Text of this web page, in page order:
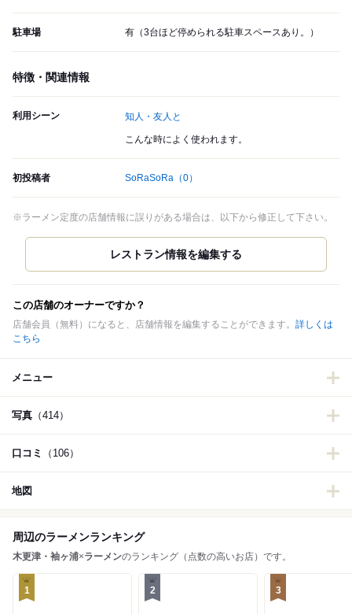
駐車場 有（3台ほど停められる駐車スペースあり。）
特徴・関連情報
利用シーン 知人・友人と
こんな時によく使われます。
初投稿者 SoRaSoRa （0）
※ラーメン定度の店舗情報に誤りがある場合は、以下から修正して下さい。
この店舗のオーナーですか？
店舗会員（無料）になると、店舗情報を編集することができます。 詳しくは
こちら
メニュー
写真 （414）
口コミ （106）
地図
周辺のラーメンランキング
木更津・袖ヶ浦×ラーメンのランキング（点数の高いお店）です。
1 2 3